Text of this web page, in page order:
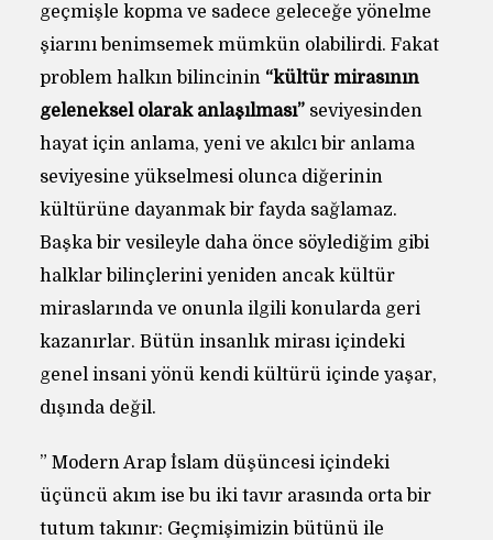
geçmişle kopma ve sadece geleceğe yönelme
şiarını benimsemek mümkün olabilirdi. Fakat
problem halkın bilincinin “kültür mirasının
geleneksel olarak anlaşılması” seviyesinden
hayat için anlama, yeni ve akılcı bir anlama
seviyesine yükselmesi olunca diğerinin
kültürüne dayanmak bir fayda sağlamaz.
Başka bir vesileyle daha önce söylediğim gibi
halklar bilinçlerini yeniden ancak kültür
miraslarında ve onunla ilgili konularda geri
kazanırlar. Bütün insanlık mirası içindeki
genel insani yönü kendi kültürü içinde yaşar,
dışında değil.
” Modern Arap İslam düşüncesi içindeki
üçüncü akım ise bu iki tavır arasında orta bir
tutum takınır: Geçmişimizin bütünü ile